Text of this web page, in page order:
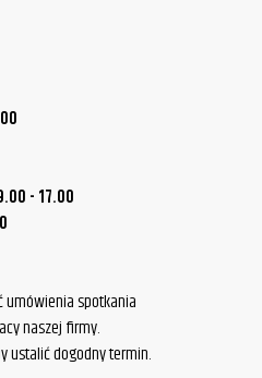
- 17.00
umówienia spotkania
naszej firmy.
ustalić dogodny termin.